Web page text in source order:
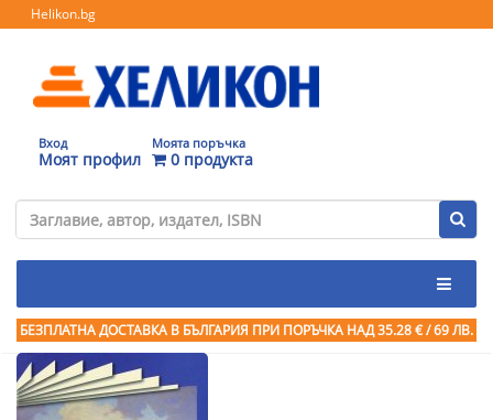
Helikon.bg
Вход
Моят профил
Моята поръчка
0 продукта
БЕЗПЛАТНА ДОСТАВКА В БЪЛГАРИЯ ПРИ ПОРЪЧКА НАД 35.28 € / 69 ЛВ.